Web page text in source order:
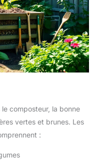
composteur, la bonne
vertes et brunes. Les
: